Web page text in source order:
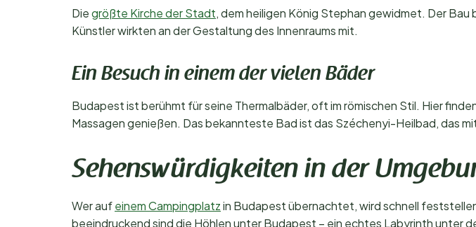
Diegrößte Kirche der Stadt, dem heiligen König Stephan gewidmet. Der
Künstler wirkten an der Gestaltung des Innenraums mit.
Ein Besuch in einem der vielen Bäder
Budapest ist berühmt für seine Thermalbäder, oft im römischen Stil. Hier
Massagen genießen. Das bekannteste Bad ist das Széchenyi-Heilbad, das
Sehenswürdigkeiten in der
Wer aufeinem Campingplatzin Budapest übernachtet, wird schnell
beeindruckend sind die Höhlen unter Budapest – ein echtes Labyrinth unter